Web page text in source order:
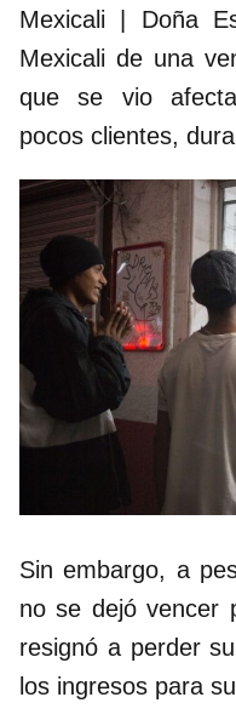
Mexicali | Doña
Mexicali de una
que se vio
pocos clientes,
Sin embargo, a
no se dejó vencer
resignó a perder
los ingresos para